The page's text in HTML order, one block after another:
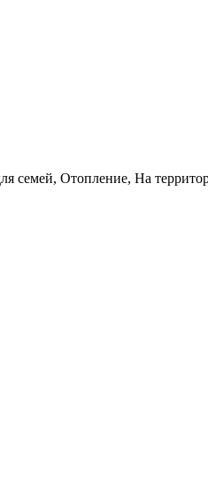
Отопление, На